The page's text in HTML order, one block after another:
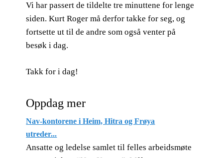
Vi har passert de tildelte tre minuttene for lenge
siden. Kurt Roger må derfor takke for seg, og
fortsette ut til de andre som også venter på
besøk i dag.
Takk for i dag!
Oppdag mer
Nav-kontorene i Heim, Hitra og Frøya
utreder...
Ansatte og ledelse samlet til felles arbeidsmøte